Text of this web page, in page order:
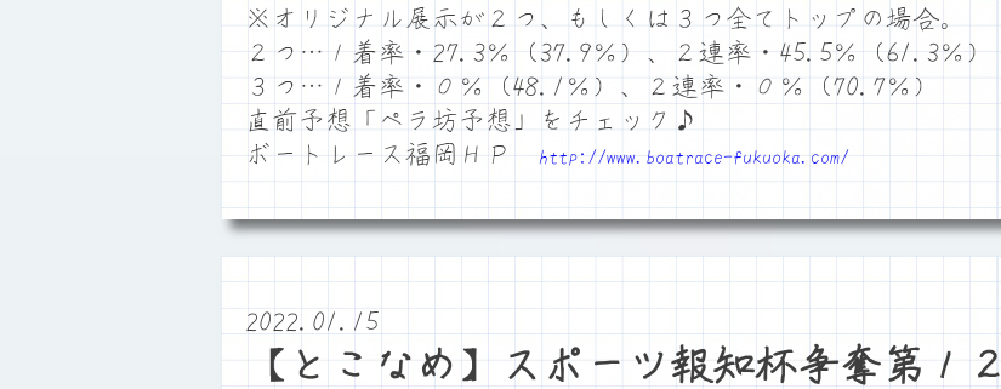
※オリジナル展示が２つ、もしくは３つ全てトップの場合。
２つ…１着率・27.3％（37.9％）、２連率・45.5％（61.3％）
３つ…１着率・０％（48.1％）、２連率・０％（70.7％）
直前予想「ペラ坊予想」をチェック♪
ボートレース福岡ＨＰ
http://www.boatrace-fukuoka.com/
2022.01.15
【とこなめ】スポーツ報知杯争奪第１２